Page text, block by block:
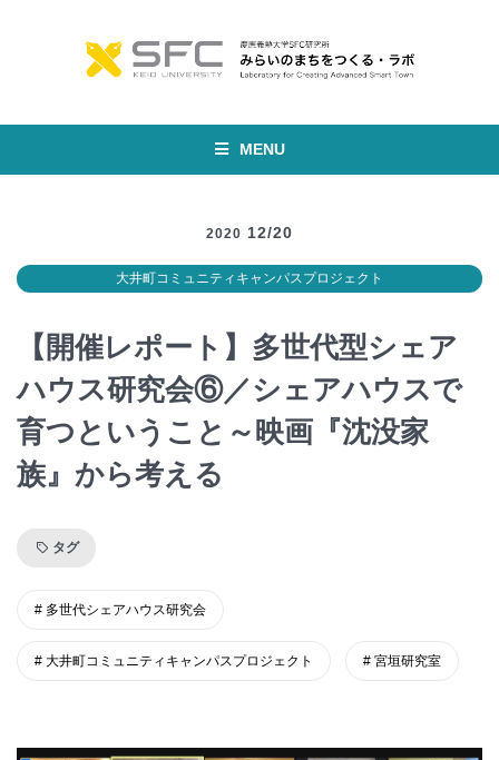
MENU
2020 12/20
大井町コミュニティキャンパスプロジェクト
【開催レポート】多世代型シェア
ハウス研究会⑥／シェアハウスで
育つということ～映画『沈没家
族』から考える
タグ
多世代シェアハウス研究会
大井町コミュニティキャンパスプロジェクト 宮垣研究室